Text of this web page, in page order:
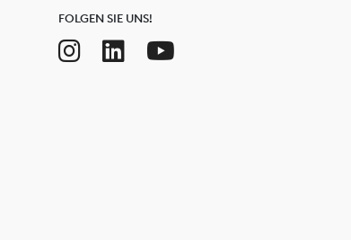
FOLGEN SIE UNS!